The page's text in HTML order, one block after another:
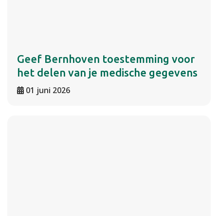
Geef Bernhoven toestemming voor
het delen van je medische gegevens
01 juni 2026